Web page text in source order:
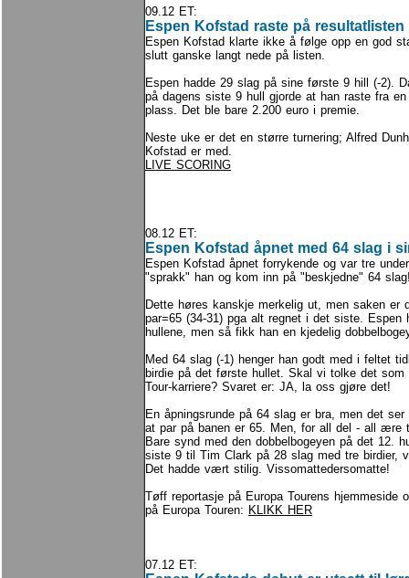
09.12 ET:
Espen Kofstad raste på resultatlisten
Espen Kofstad klarte ikke å følge opp en god
slutt ganske langt nede på listen.
Espen hadde 29 slag på sine første 9 hill (-2).
på dagens siste 9 hull gjorde at han raste fra
plass. Det ble bare 2.200 euro i premie.
Neste uke er det en større turnering; Alfred
Kofstad er med.
LIVE SCORING
08.12 ET:
Espen Kofstad åpnet med 64 slag i
Espen Kofstad åpnet forrykende og var tre
"sprakk" han og kom inn på "beskjedne" 64
Dette høres kanskje merkelig ut, men saken er
par=65 (34-31) pga alt regnet i det siste.
hullene, men så fikk han en kjedelig
Med 64 slag (-1) henger han godt med i feltet
birdie på det første hullet. Skal vi tolke det
Tour-karriere? Svaret er: JA, la oss gjøre det!
En åpningsrunde på 64 slag er bra, men det
at par på banen er 65. Men, for all del - all ære
Bare synd med den dobbelbogeyen på det 12.
siste 9 til Tim Clark på 28 slag med tre birdier,
Det hadde vært stilig. Vissomattedersomatte!
Tøff reportasje på Europa Tourens hjemmeside
på Europa Touren: KLIKK HER
07.12 ET: